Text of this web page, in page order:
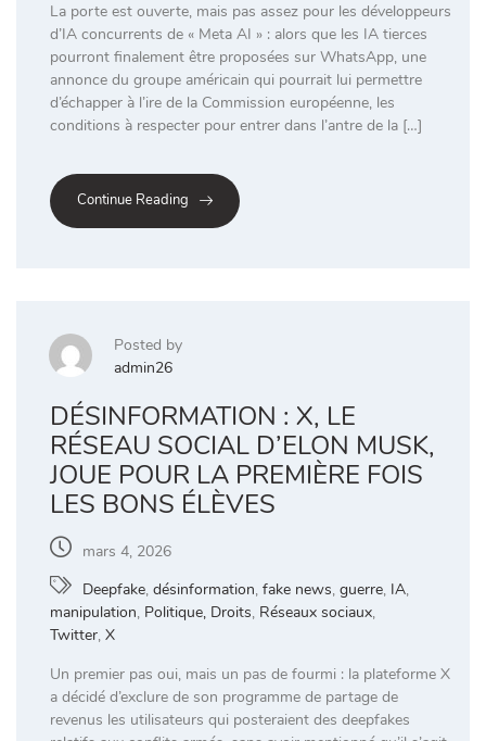
La porte est ouverte, mais pas assez pour les développeurs
d’IA concurrents de « Meta AI » : alors que les IA tierces
pourront finalement être proposées sur WhatsApp, une
annonce du groupe américain qui pourrait lui permettre
d’échapper à l’ire de la Commission européenne, les
conditions à respecter pour entrer dans l’antre de la […]
Continue Reading
Posted by
admin26
DÉSINFORMATION : X, LE
RÉSEAU SOCIAL D’ELON MUSK,
JOUE POUR LA PREMIÈRE FOIS
LES BONS ÉLÈVES
mars 4, 2026
Deepfake, désinformation, fake news, guerre, IA,
manipulation, Politique, Droits, Réseaux sociaux,
Twitter, X
Un premier pas oui, mais un pas de fourmi : la plateforme X
a décidé d’exclure de son programme de partage de
revenus les utilisateurs qui posteraient des deepfakes